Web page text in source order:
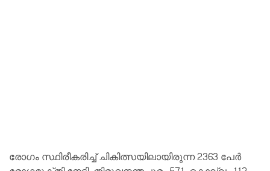
രോഗം സ്ഥിരീകരിച്ച് ചികിത്സയിലായിരുന്ന 2363 പേര്‍